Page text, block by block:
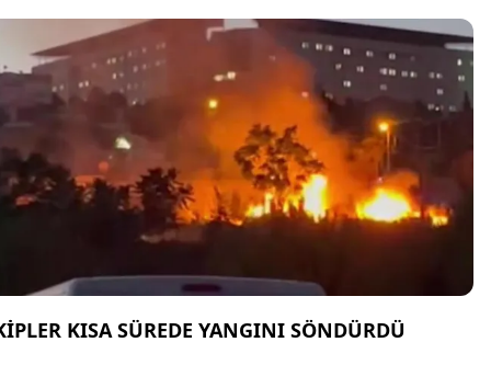
KISA SÜREDE YANGINI SÖNDÜRDÜ